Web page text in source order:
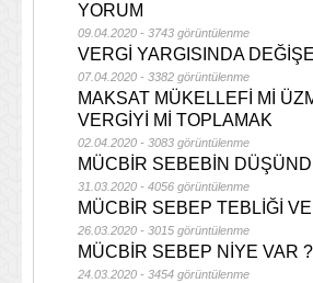
YORUM
09.04.2020 - 3743 görüntülenme
VERGİ YARGISINDA
07.04.2020 - 3382 görüntülenme
MAKSAT MÜKELLEFİ Mİ
VERGİYİ Mİ TOPLAMAK
02.04.2020 - 3083 görüntülenme
MÜCBİR SEBEBİN
31.03.2020 - 4056 görüntülenme
MÜCBİR SEBEP TEBLİĞİ
26.03.2020 - 3015 görüntülenme
MÜCBİR SEBEP NİYE VAR ?
24.03.2020 - 3454 görüntülenme